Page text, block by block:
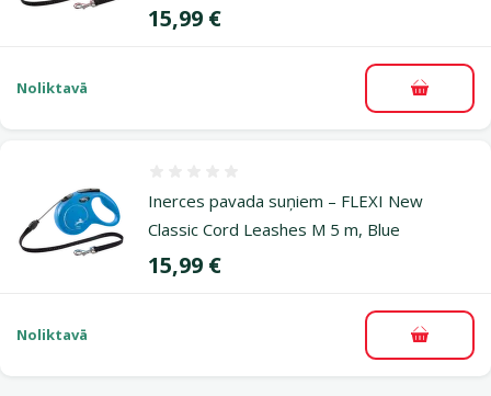
Cena
15,99 €
Noliktavā
Inerces pavada suņiem – FLEXI New
Classic Cord Leashes M 5 m, Blue
Cena
15,99 €
Noliktavā